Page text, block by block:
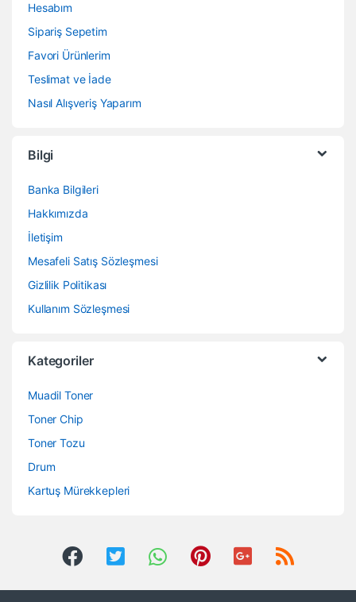
Hesabım
Sipariş Sepetim
Favori Ürünlerim
Teslimat ve İade
Nasıl Alışveriş Yaparım
Bilgi
Banka Bilgileri
Hakkımızda
İletişim
Mesafeli Satış Sözleşmesi
Gizlilik Politikası
Kullanım Sözleşmesi
Kategoriler
Muadil Toner
Toner Chip
Toner Tozu
Drum
Kartuş Mürekkepleri